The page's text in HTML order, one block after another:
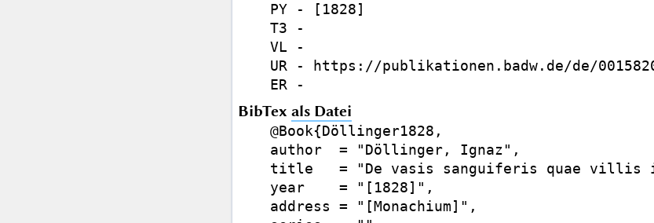
PY - [1828]
T3 -
VL -
UR - https://publikationen.badw.de/de/
BibTex als Datei
@Book{Döllinger1828,
author  = "Döllinger, Ignaz",
title   = "De vasis sanguiferis quae villis
year    = "[1828]",
address = "[Monachium]",